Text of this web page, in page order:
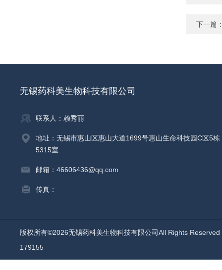
下一篇
无锡药科美生物科技有限公司
联系人：赖秀丽
地址：无锡市惠山区惠山大道1699号惠山生命科技园C区5栋
5315室
邮箱：46606436@qq.com
传真：
版权所有©2026无锡药科美生物科技有限公司All Rights
179155